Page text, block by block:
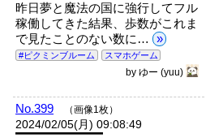
昨日夢と魔法の国に強行してフル
稼働してきた結果、歩数がこれま
で見たことのない数に… »
#ピクミンブルーム スマホゲーム
byゆー(yuu)
No.399 （画像1枚）
2024/02/05(月) 09:08:49